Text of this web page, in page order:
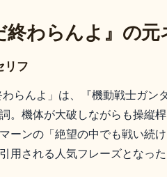
終わらんよ』の
リフ
わらんよ」は、『機動戦士ガ
。機体が大破しながらも操縦
ーンの「絶望の中でも戦い続
用される人気フレーズとなっ